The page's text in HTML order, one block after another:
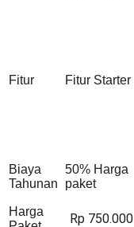
Fitur Fitur Starter
Biaya
Tahunan
50% Harga
paket
Harga
Rp 750.000